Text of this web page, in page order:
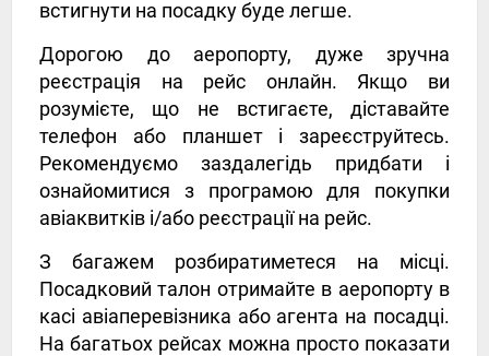
встигнути на посадку буде легше.
Дорогою до аеропорту, дуже зручна
реєстрація на рейс онлайн. Якщо ви
розумієте, що не встигаєте, діставайте
телефон або планшет і зареєструйтесь.
Рекомендуємо заздалегідь придбати і
ознайомитися з програмою для покупки
авіаквитків і/або реєстрації на рейс.
З багажем розбиратиметеся на місці.
Посадковий талон отримайте в аеропорту в
касі авіаперевізника або агента на посадці.
На багатьох рейсах можна просто показати